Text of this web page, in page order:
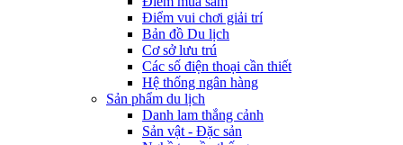
Điểm vui chơi giải trí
Bản đồ Du lịch
Cơ sở lưu trú
Các số điện thoại cần thiết
Hệ thống ngân hàng
Sản phẩm du lịch
Danh lam thắng cảnh
Sản vật - Đặc sản